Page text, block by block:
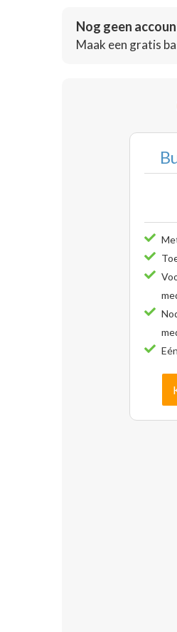
Nog geen
Maak een gratis